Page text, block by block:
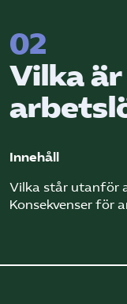
02
Vilka är
Innehåll
Vilka står utanför
Konsekvenser för